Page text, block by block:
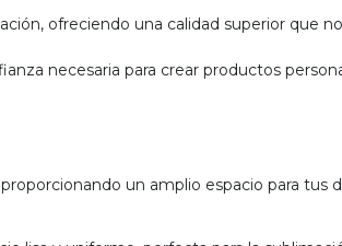
ofreciendo una calidad superior que
necesaria para crear productos
un amplio espacio para tus